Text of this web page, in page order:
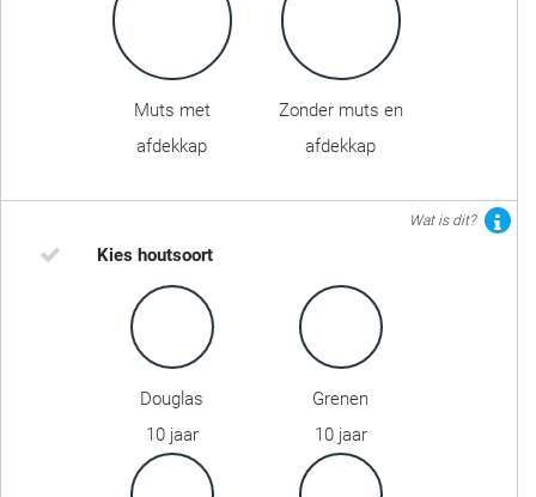
Muts met
afdekkap
Zonder muts en
afdekkap
Wat is dit?
Kies houtsoort
Douglas
10 jaar
Grenen
10 jaar